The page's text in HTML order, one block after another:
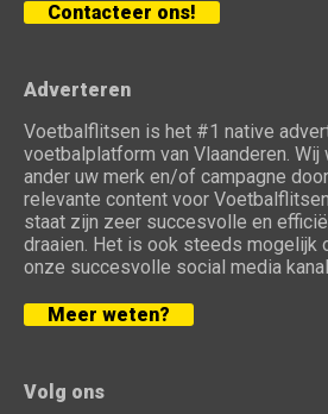
Contacteer ons!
Adverteren
Voetbalflitsen is het #1 native
voetbalplatform van Vlaanderen. Wij
ander uw merk en/of campagne
relevante content voor
staat zijn zeer succesvolle en
draaien. Het is ook steeds mogelijk
onze succesvolle social media
Meer weten?
Volg ons